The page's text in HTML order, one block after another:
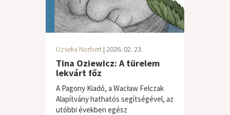
Uzseka Norbert | 2026. 02. 23.
Tina Oziewicz: A türelem
lekvárt főz
A Pagony Kiadó, a Wacław Felczak
Alapítvány hathatós segítségével, az
utóbbi években egész